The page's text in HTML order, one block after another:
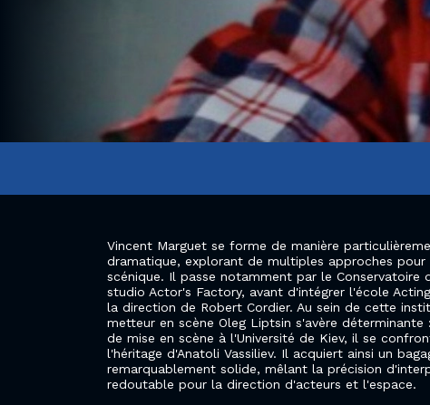
Vincent Marguet se forme de manière
dramatique, explorant de multiples approches
scénique. Il passe notamment par le Conservatoire
studio Actor's Factory, avant d'intégrer l'école
la direction de Robert Cordier. Au sein de cette
metteur en scène Oleg Liptsin s'avère déterminante
de mise en scène à l'Université de Kiev, il se
l'héritage d'Anatoli Vassiliev. Il acquiert ainsi un
remarquablement solide, mêlant la précision
redoutable pour la direction d'acteurs et l'espace.